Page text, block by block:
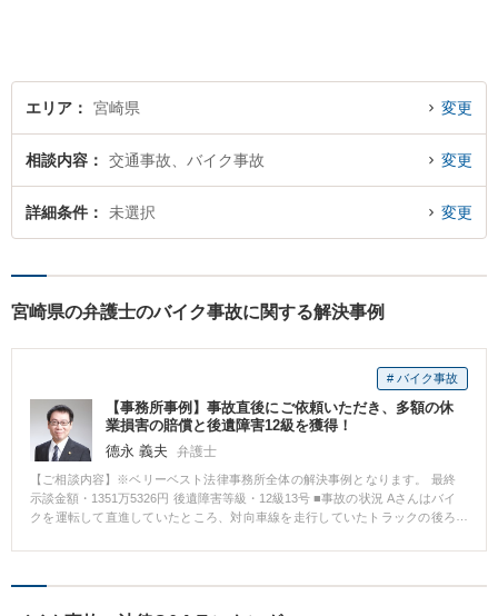
エリア 宮崎県 変更
相談内容 交通事故、バイク事故 変更
詳細条件 未選択 変更
宮崎県の弁護士のバイク事故に関する解決事例
# バイク事故
【事務所事例】事故直後にご依頼いただき、多額の休
業損害の賠償と後遺障害12級を獲得！
德永 義夫
弁護士
【ご相談内容】※ベリーベスト法律事務所全体の解決事例となります。 最終
示談金額・1351万5326円 後遺障害等級・12級13号 ■事故の状況 Aさんはバイ
クを運転して直進していたところ、対向車線を走行していたトラックの後ろ
Aさんのバイクは転倒しました。 その結果、Aさんは右ひじ骨折の傷害を負い
ました。 ご相談時点で、相手方保険会社からはAさんにも過失があると主張